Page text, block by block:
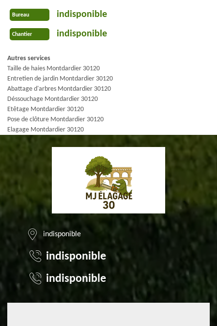
Bureau indisponible
Chantier indisponible
Autres services
Taille de haies Montdardier 30120
Entretien de jardin Montdardier 30120
Abattage d'arbres Montdardier 30120
Déssouchage Montdardier 30120
Etêtage Montdardier 30120
Pose de clôture Montdardier 30120
Elagage Montdardier 30120
indisponible
indisponible
indisponible